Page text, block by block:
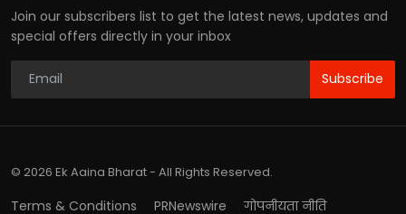
Join our subscribers list to get the latest news, updates and
special offers directly in your inbox
Subscribe
© 2026 Ek Aaina Bharat - All Rights Reserved.
Terms & Conditions PRNewswire गोपनीयता नीति